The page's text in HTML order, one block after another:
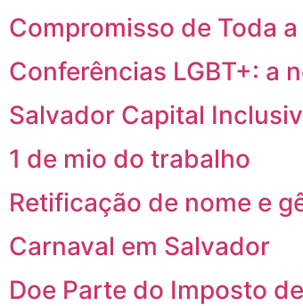
Compromisso de Toda
Conferências LGBT+: a
Salvador Capital
1 de mio do trabalho
Retificação de nome e
Carnaval em Salvador
Doe Parte do Imposto